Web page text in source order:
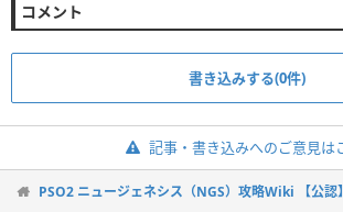
コメント
書き込みする(0件)
記事・書き込みへのご意見は
PSO2 ニュージェネシス（NGS）攻略Wiki 【公認】